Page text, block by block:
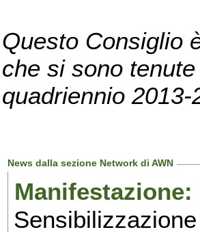
Questo Consiglio
che si sono
quadriennio 2013-
News dalla sezione Network di AWN